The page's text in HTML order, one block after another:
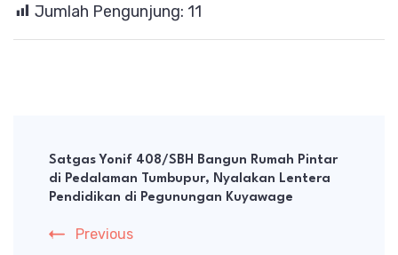
Jumlah Pengunjung: 11
Navigation
Satgas Yonif 408/SBH Bangun Rumah Pintar
di Pedalaman Tumbupur, Nyalakan Lentera
Pendidikan di Pegunungan Kuyawage
Previous